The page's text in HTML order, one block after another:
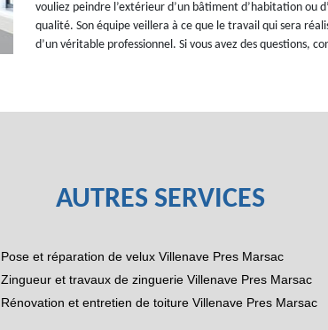
vouliez peindre l’extérieur d’un bâtiment d’habitation ou
qualité. Son équipe veillera à ce que le travail qui sera
d’un véritable professionnel. Si vous avez des questions,
AUTRES SERVICES
Pose et réparation de velux Villenave Pres Marsac
Zingueur et travaux de zinguerie Villenave Pres Marsac
Rénovation et entretien de toiture Villenave Pres Marsac